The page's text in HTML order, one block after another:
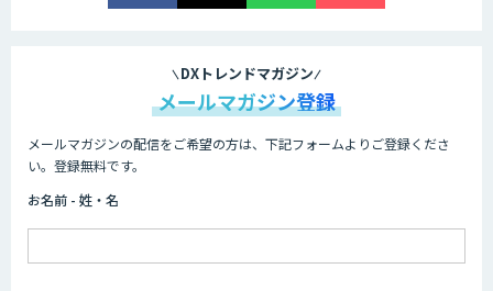
DXトレンドマガジン
メールマガジン登録
メールマガジンの配信をご希望の方は、下記フォームよりご登録くださ
い。登録無料です。
お名前 - 姓・名